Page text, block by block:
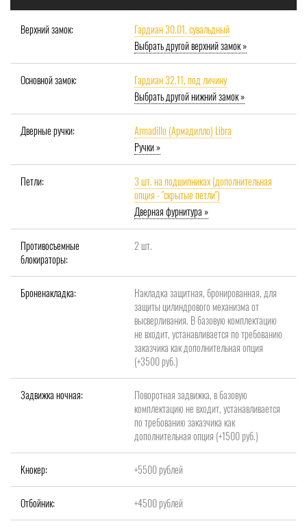
Верхний замок:
Гардиан 30.01, сувальдный
Выбрать другой верхний замок »
Основной замок:
Гардиан 32.11, под личину
Выбрать другой нижний замок »
Дверные ручки:
Armadillo (Армадилло) Libra
Ручки »
Петли:
3 шт. на подшипниках (дополнительная
опция - "скрытые петли")
Дверная фурнитура »
Противосъемные
блокираторы:
2 шт.
Броненакладка:
Накладка защитная, бронированная, для
защиты цилиндрового механизма от
высверливания. В базовую комплектацию
не входит, устанавливается по требованию
заказчика как дополнительная опция
(+3500 руб.)
Задвижка ночная:
Поворотная задвижка, в базовую
комплектацию не входит, устанавливается
по требованию заказчика как
дополнительная опция (+1500 руб.)
Кнокер: +5500 рублей
Отбойник: +4500 рублей